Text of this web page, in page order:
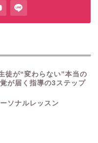
徒が“変わらない”本当の
が届く指導の3ステップ
ソナルレッスン